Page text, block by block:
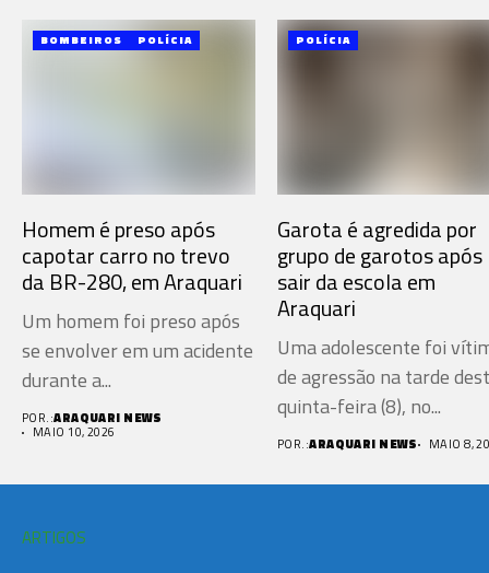
BOMBEIROS POLÍCIA
Homem é preso após
capotar carro no trevo
da BR-280, em Araquari
Um homem foi preso após
se envolver em um acidente
durante a...
POR.:ARAQUARI NEWS
MAIO 10, 2026
POLÍCIA
Garota é agredida por
grupo de garotos após
sair da escola em
Araquari
Uma adolescente foi
de agressão na tarde
quinta-feira (8), no...
POR.:ARAQUARI NEWS MAIO 8,
ARTIGOS